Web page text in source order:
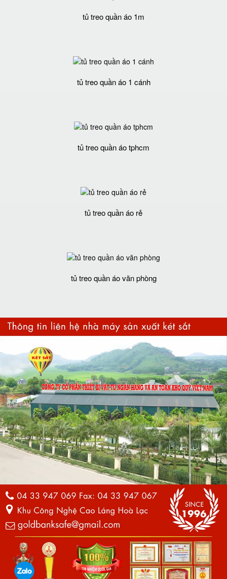
tủ treo quần áo 1m
tủ treo quần áo 1 cánh
tủ treo quần áo tphcm
tủ treo quần áo rẻ
tủ treo quần áo văn phòng